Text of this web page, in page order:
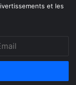
et les